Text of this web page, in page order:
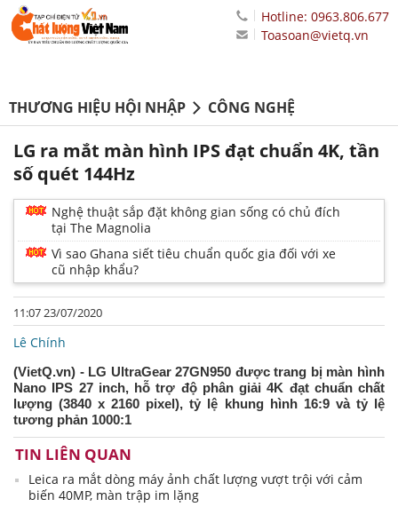
Hotline: 0963.806.677
Toasoan@vietq.vn
THƯƠNG HIỆU HỘI NHẬP CÔNG NGHỆ
LG ra mắt màn hình IPS đạt chuẩn 4K, tần
số quét 144Hz
Nghệ thuật sắp đặt không gian sống có chủ đích
tại The Magnolia
Vì sao Ghana siết tiêu chuẩn quốc gia đối với xe
cũ nhập khẩu?
11:07 23/07/2020
Lê Chính
(VietQ.vn) - LG UltraGear 27GN950 được trang bị màn hình
Nano IPS 27 inch, hỗ trợ độ phân giải 4K đạt chuẩn chất
lượng (3840 x 2160 pixel), tỷ lệ khung hình 16:9 và tỷ lệ
tương phản 1000:1
TIN LIÊN QUAN
Leica ra mắt dòng máy ảnh chất lượng vượt trội với cảm
biến 40MP, màn trập im lặng